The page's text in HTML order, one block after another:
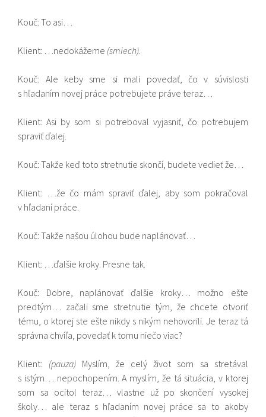
Kouč: To asi…
Klient: …nedokážeme (smiech)
Kouč: Ale keby sme si mali povedať, čo v súvislosti
s hľadaním novej práce potrebujete práve teraz…
Klient: Asi by som si potreboval vyjasniť, čo potrebujem
spraviť ďalej.
Kouč: Takže keď toto stretnutie skončí, budete vedieť že…
Klient: …že čo mám spraviť ďalej, aby som pokračoval
v hľadaní práce.
Kouč: Takže našou úlohou bude naplánovať…
Klient: …ďalšie kroky. Presne tak.
Kouč: Dobre, naplánovať ďalšie kroky… možno ešte
predtým… začali sme stretnutie tým, že chcete otvoriť
tému, o ktorej ste ešte nikdy s nikým nehovorili. Je teraz tá
správna chvíľa, povedať k tomu niečo viac?
Klient: (pauza) Myslím, že celý život som sa stretával
s istým… nepochopením. A myslím, že tá situácia, v ktorej
som sa ocitol teraz… vlastne už po skončení vysokej
školy… ale teraz s hľadaním novej práce sa to akoby